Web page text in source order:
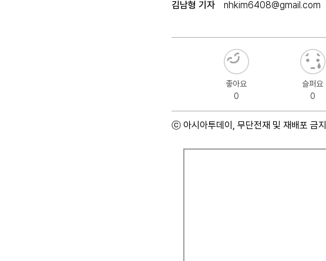
김남형 기자 nhkim6408@gmail.com
좋아요
0
슬퍼요
0
ⓒ 아시아투데이, 무단전재 및 재배포 금지